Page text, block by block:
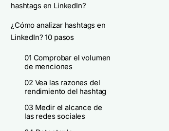
hashtags en LinkedIn?
¿Cómo analizar hashtags en
LinkedIn? 10 pasos
01 Comprobar el volumen
de menciones
02 Vea las razones del
rendimiento del hashtag
03 Medir el alcance de
las redes sociales